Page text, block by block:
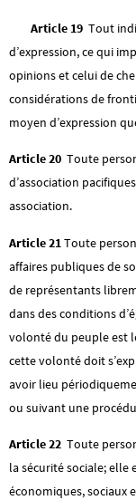
Article 19 Tout
d’expression, ce qui
opinions et celui de
considérations de
moyen d’expression
Article 20 Toute
d’association
association.
Article 21 Toute
affaires publiques de
de représentants
dans des conditions
volonté du peuple est
cette volonté doit
avoir lieu
ou suivant une
Article 22 Toute
la sécurité sociale;
économiques, sociaux